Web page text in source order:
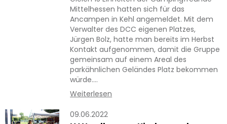
Mittelhessen hatten sich für das
Ancampen in Kehl angemeldet. Mit dem
Verwalter des DCC eigenen Platzes,
Jürgen Bolz, hatte man bereits im Herbst
Kontakt aufgenommen, damit die Gruppe
gemeinsam auf einem Areal des
parkähnlichen Geländes Platz bekommen
würde.…
Weiterlesen
09.06.2022